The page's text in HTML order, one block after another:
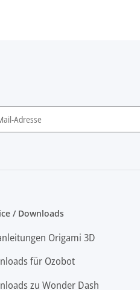
/ Downloads
Origami 3D
für Ozobot
zu Wonder Dash